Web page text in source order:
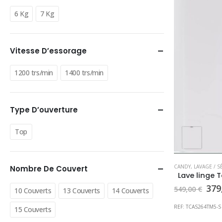
CANDY, LAVAGE /
549,00€ Le
prix
REF: TCAS264TM5-S
6 Kg 7 Kg
Vitesse D’essorage
1200 trs/min 1400 trs/min
Type D’ouverture
Top
Nombre De Couvert
10 Couverts 13 Couverts
14 Couverts
15 Couverts